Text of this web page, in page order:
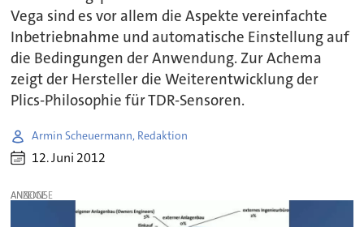
Vega sind es vor allem die Aspekte vereinfachte
Inbetriebnahme und automatische Einstellung auf
die Bedingungen der Anwendung. Zur Achema
zeigt der Hersteller die Weiterentwicklung der
Plics-Philosophie für TDR-Sensoren.
Armin Scheuermann, Redaktion
12. Juni 2012
ANZEIGE